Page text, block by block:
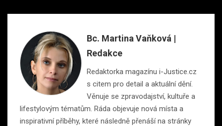
Bc. Martina Vaňková |
Redakce
Redaktorka magazínu i-Justice.cz
s citem pro detail a aktuální dění.
Věnuje se zpravodajství, kultuře a
lifestylovým tématům. Ráda objevuje nová místa a
inspirativní příběhy, které následně přenáší na stránky